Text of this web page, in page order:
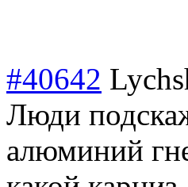
#40642
Люди
алюминий